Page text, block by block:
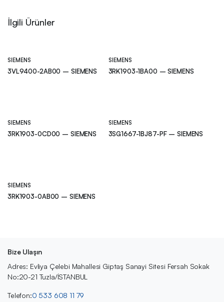
İlgili Ürünler
SIEMENS
3VL9400-2AB00 – SIEMENS
SIEMENS
3RK1903-1BA00 – SIEMENS
SIEMENS
3RK1903-0CD00 – SIEMENS
SIEMENS
3SG1667-1BJ87-PF – SIEMENS
SIEMENS
3RK1903-0AB00 – SIEMENS
Bize Ulaşın
Adres: Evliya Çelebi Mahallesi Giptaş Sanayi Sitesi Fersah Sokak
No:20-21 Tuzla/İSTANBUL
Telefon:0 533 608 11 79